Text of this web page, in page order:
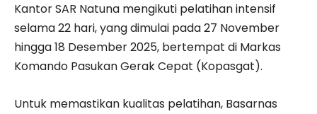
Kantor SAR Natuna mengikuti pelatihan intensif
selama 22 hari, yang dimulai pada 27 November
hingga 18 Desember 2025, bertempat di Markas
Komando Pasukan Gerak Cepat (Kopasgat).
Untuk memastikan kualitas pelatihan, Basarnas